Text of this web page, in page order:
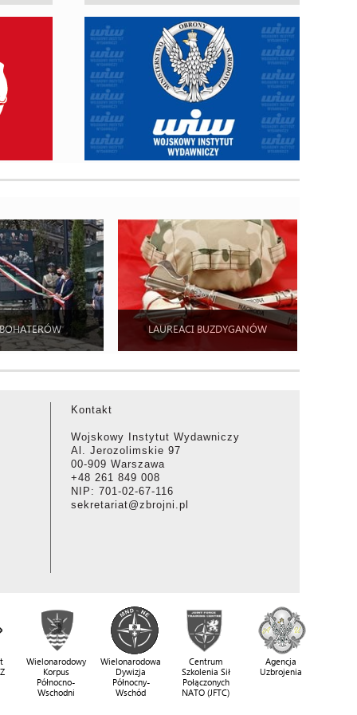
LAUREACI BUZDYGANÓW
Kontakt
Wojskowy Instytut Wydawniczy
Al. Jerozolimskie 97
00-909 Warszawa
+48 261 849 008
NIP: 701-02-67-116
sekretariat@zbrojni.pl
Wielonarodowy
Korpus
Północno-
Wschodni
Wielonarodowa
Dywizja
Północny-
Wschód
Centrum
Szkolenia Sił
Połączonych
NATO (JFTC)
Agencja
Uzbrojenia